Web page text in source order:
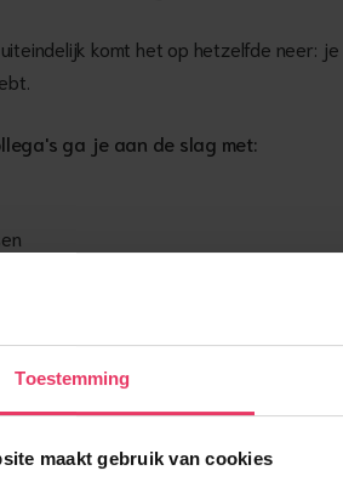
Toestemming
maakt gebruik van cookies
komt het op hetzelfde neer:
ga je aan de slag met:
en draad
gebruiken
maar krijgt steeds meer
een project oppakken en